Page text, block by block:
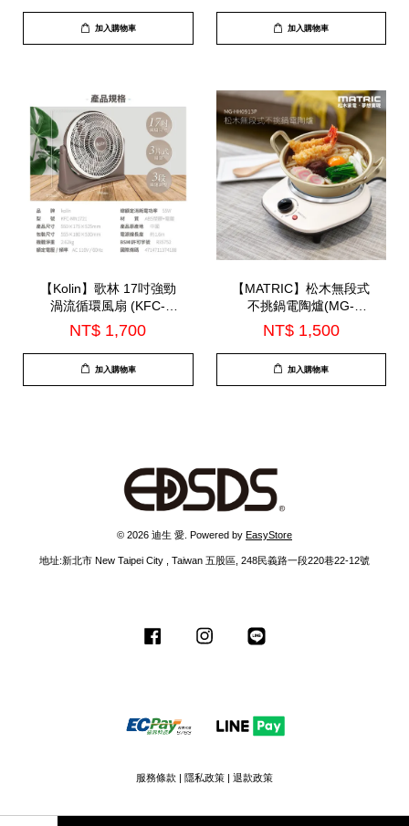
加入購物車 加入購物車
【Kolin】歌林 17吋強勁
渦流循環風扇 (KFC-
MN1721)
NT$ 1,700
加入購物車
【MATRIC】松木無段式
不挑鍋電陶爐(MG-
HH0913P)
NT$ 1,500
加入購物車
© 2026 迪生 愛. Powered by EasyStore
地址:新北市 New Taipei City , Taiwan 五股區, 248民義路一段220巷22-12號
Facebook Instagram
服務條款 | 隱私政策 | 退款政策